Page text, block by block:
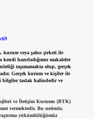
veya şahıs şirketi ile
hazırladığımız makaleler
taşımamakta olup, gerçek
Gerçek kurum ve kişiler ile
bilgiler taslak halindedir ve
ve İletişim Kurumu (BTK)
vermektedir. Bu nedenle,
yükümlülüğümüz